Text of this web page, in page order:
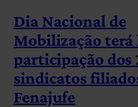
Dia Nacional de
Mobilização terá
participação dos
sindicatos
Fenajufe